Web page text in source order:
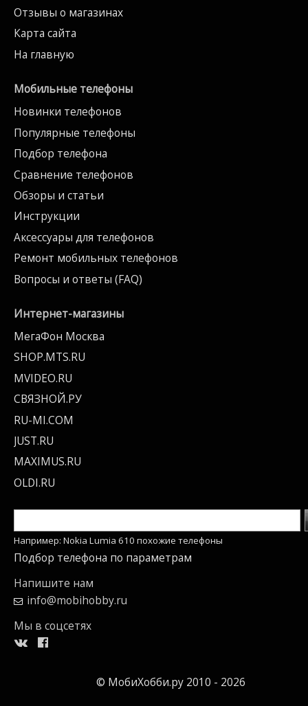
Отзывы о магазинах
Карта сайта
На главную
Мобильные телефоны
Новинки телефонов
Популярные телефоны
Подбор телефона
Сравнение телефонов
Обзоры и статьи
Инструкции
Аксессуары для телефонов
Ремонт мобильных телефонов
Вопросы и ответы (FAQ)
Интернет-магазины
МегаФон Москва
SHOP.MTS.RU
MVIDEO.RU
СВЯЗНОЙ.РУ
RU-MI.COM
JUST.RU
MAXIMUS.RU
OLDI.RU
Например: Nokia Lumia 610 похожие телефоны
Подбор телефона по параметрам
Напишите нам
info@mobihobby.ru
Мы в соцсетях
© МобиХобби.ру 2010 - 2026